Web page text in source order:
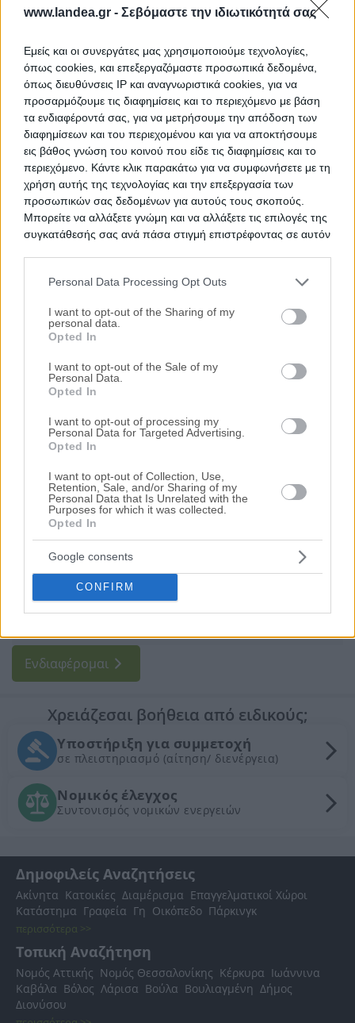
www.landea.gr - Σεβόμαστε την ιδιωτικότητά σας
Εμείς και οι συνεργάτες μας χρησιμοποιούμε τεχνολογίες,
όπως cookies, και επεξεργαζόμαστε προσωπικά δεδομένα,
όπως διευθύνσεις IP και αναγνωριστικά cookies, για να
προσαρμόζουμε τις διαφημίσεις και το περιεχόμενο με βάση
τα ενδιαφέροντά σας, για να μετρήσουμε την απόδοση των
διαφημίσεων και του περιεχομένου και για να αποκτήσουμε
εις βάθος γνώση του κοινού που είδε τις διαφημίσεις και το
περιεχόμενο. Κάντε κλικ παρακάτω για να συμφωνήσετε με τη
χρήση αυτής της τεχνολογίας και την επεξεργασία των
προσωπικών σας δεδομένων για αυτούς τους σκοπούς.
Μπορείτε να αλλάξετε γνώμη και να αλλάξετε τις επιλογές της
συγκατάθεσής σας ανά πάσα στιγμή επιστρέφοντας σε αυτόν
services and may gather and store information including but
not limited to your visit or usage behaviour. You may click to
grant or deny consent to Google and its third-party tags to
use your data for below specified purposes in below Google
consent section.
Personal Data Processing Opt Outs
I want to opt-out of the Sharing of my
personal data.
Opted In
I want to opt-out of the Sale of my
Personal Data.
Opted In
I want to opt-out of processing my
Personal Data for Targeted Advertising.
Opted In
I want to opt-out of Collection, Use,
Retention, Sale, and/or Sharing of my
Personal Data that Is Unrelated with the
Purposes for which it was collected.
Opted In
Google consents
CONFIRM
Αποψιλώσεις οικοπέδων
Ενδιαφέρομαι
HPL REAL ESTATE
υπηρεσιών στο κλάδο των πλειστηριασμών ακινήτων
επαγγελματικών ή επενδυτικών αναγκών σας. Με
πανελλαδικό δίκτυο συνεργατών - νομικών, δικαστικών
επιμελητών και πολιτικών μηχανικών – παρέχουμε
πλήρεις υπηρεσίες σχεδιασμένες για εσάς.
Υπηρεσίες
Εξυπηρετεί όλη την Ελλάδα
Έκδοση πιστοποιητικού ενεργειακής απόδοσης
(Π.Ε.Α.)
Έκδοση ηλεκτρονικής ταυτότητας ακινήτου
Νομιμοποίηση αυθαιρεσιών βάσει του νόμου
4.495/17
Εκτίμηση τρέχουσας εμπορικής αξίας και
Ενδιαφέρομαι
Χρειάζεσαι βοήθεια από ειδικούς;
Υποστήριξη για συμμετοχή
σε πλειστηριασμό (αίτηση/ διενέργεια)
Νομικός έλεγχος
Συντονισμός νομικών ενεργειών
Δημοφιλείς Αναζητήσεις
Ακίνητα Κατοικίες Διαμέρισμα Επαγγελματικοί Χώροι
Κατάστημα Γραφεία Γη Οικόπεδο Πάρκινγκ
περισσότερα >>
Τοπική Αναζήτηση
Νομός Αττικής Νομός Θεσσαλονίκης Κέρκυρα Ιωάννινα
Καβάλα Βόλος Λάρισα Βούλα Βουλιαγμένη Δήμος
Διονύσου